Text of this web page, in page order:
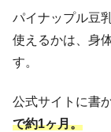
パイナップル豆
使えるかは、身
す。
公式サイトに書
で約1ヶ月。